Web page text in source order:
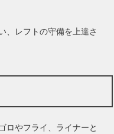
、レフトの守備を上達さ
ロやフライ、ライナーと